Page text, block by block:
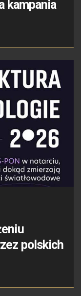
kampania
polskich